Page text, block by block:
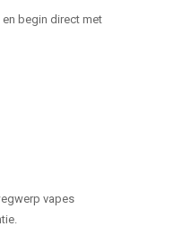
begin direct met
vapes